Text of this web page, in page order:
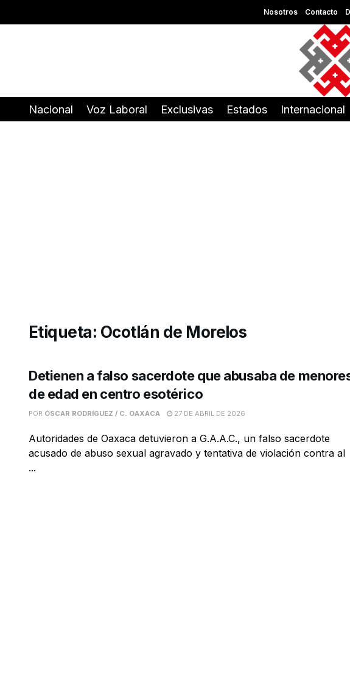
Nosotros Contacto
Nacional Voz Laboral Exclusivas Estados Internacional
Etiqueta: Ocotlán de Morelos
Detienen a falso sacerdote que abusaba de
de edad en centro esotérico
POR ÓSCAR RODRÍGUEZ / C. OAXACA 27 DE ABRIL DE 2026
Autoridades de Oaxaca detuvieron a G.A.A.C., un falso sacerdote
acusado de abuso sexual agravado y tentativa de violación contra al
...